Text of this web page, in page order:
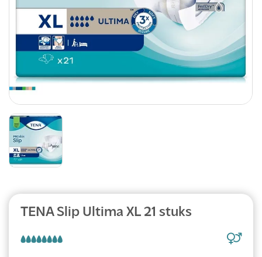
TENA Slip Ultima XL 21 stuks